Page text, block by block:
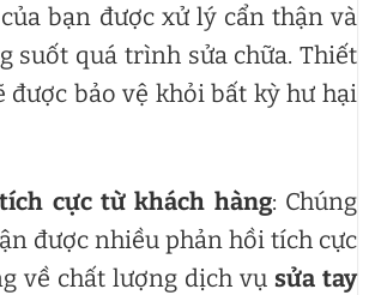
bạn được xử lý cẩn thận và
suốt quá trình sửa chữa. Thiết
được bảo vệ khỏi bất kỳ hư hại
cực từ khách hàng: Chúng
được nhiều phản hồi tích cực
về chất lượng dịch vụ sửa tay